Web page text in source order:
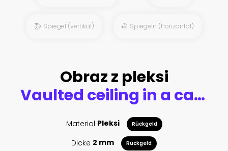
Spiegel (vertikal) Spiegeln (horizontal)
Obraz z pleksi
Vaulted ceiling in a cathedral
Material Pleksi Rückgeld
Dicke 2 mm Rückgeld